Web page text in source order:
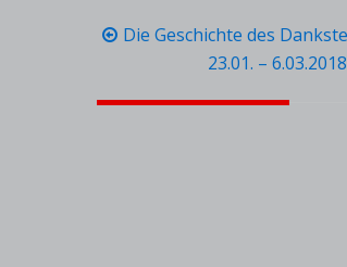
Beitragsnavigation
Die Geschichte des
23.01. –